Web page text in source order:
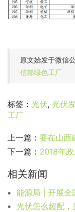
原文始发于微信
信部绿色工厂
标签： 光伏, 光伏
工厂
上一篇： 要在山西
下一篇： 2018年
相关新闻
光伏怎么超配，